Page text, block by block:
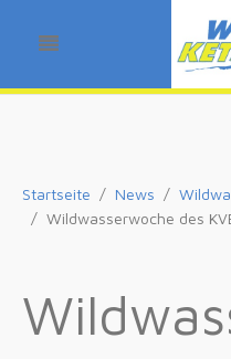
Startseite News
Wildwasserwoche des